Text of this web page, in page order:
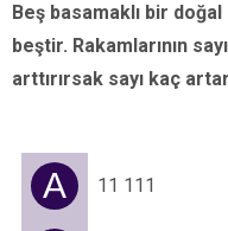
Beş basamaklı bir doğal
beştir. Rakamlarının
arttırırsak sayı kaç
A 11 111